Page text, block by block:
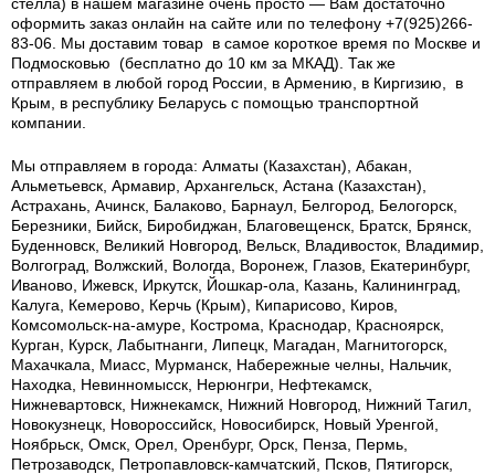
оформить заказ онлайн на сайте или по телефону +7(925)266-
83-06. Мы доставим товар в самое короткое время по Москве и
Подмосковью (бесплатно до 10 км за МКАД). Так же
отправляем в любой город России, в Армению, в Киргизию, в
Крым, в республику Беларусь с помощью транспортной
компании.
Мы отправляем в города: Алматы (Казахстан), Абакан,
Альметьевск, Армавир, Архангельск, Астана (Казахстан),
Астрахань, Ачинск, Балаково, Барнаул, Белгород, Белогорск,
Березники, Бийск, Биробиджан, Благовещенск, Братск, Брянск,
Буденновск, Великий Новгород, Вельск, Владивосток, Владимир,
Волгоград, Волжский, Вологда, Воронеж, Глазов, Екатеринбург,
Иваново, Ижевск, Иркутск, Йошкар-ола, Казань, Калининград,
Калуга, Кемерово, Керчь (Крым), Кипарисово, Киров,
Комсомольск-на-амуре, Кострома, Краснодар, Красноярск,
Курган, Курск, Лабытнанги, Липецк, Магадан, Магнитогорск,
Махачкала, Миасс, Мурманск, Набережные челны, Нальчик,
Находка, Невинномысск, Нерюнгри, Нефтекамск,
Нижневартовск, Нижнекамск, Нижний Новгород, Нижний Тагил,
Новокузнецк, Новороссийск, Новосибирск, Новый Уренгой,
Ноябрьск, Омск, Орел, Оренбург, Орск, Пенза, Пермь,
Петрозаводск, Петропавловск-камчатский, Псков, Пятигорск,